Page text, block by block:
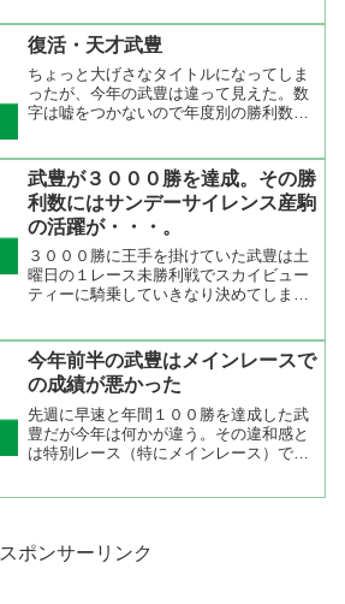
が手綱を取っている。血統を見れば分か
るとおり社台系のゆかりの...
復活・天才武豊
ちょっと大げさなタイトルになってしま
ったが、今年の武豊は違って見えた。数
字は嘘をつかないので年度別の勝利数を
翌2011年は怪我はなかったが低迷して64
勝、そ...
武豊が３０００勝を達成。その勝
利数にはサンデーサイレンス産駒
の活躍が・・・。
３０００勝に王手を掛けていた武豊は土
曜日の１レース未勝利戦でスカイビュー
ティーに騎乗していきなり決めてしまっ
け。彼の年齢であれば４０００勝も夢で
はないから、３０００勝達成...
今年前半の武豊はメインレースで
の成績が悪かった
先週に早速と年間１００勝を達成した武
豊だが今年は何かが違う。その違和感と
は特別レース（特にメインレース）で勝
スポンサーリンク